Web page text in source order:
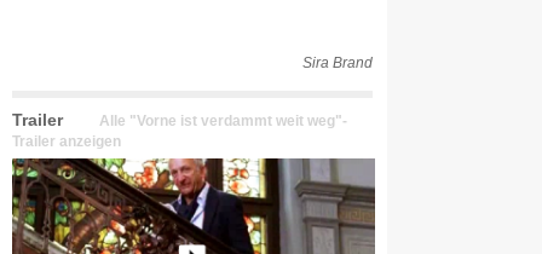
Sira Brand
Trailer
Alle "Vorne ist verdammt weit weg"-
Trailer anzeigen